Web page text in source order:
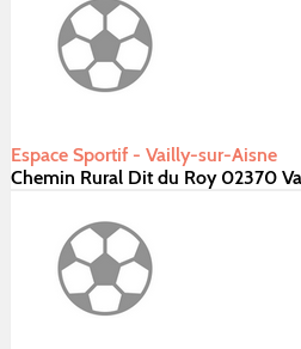
Espace Sportif - Vailly-sur-Aisne
Chemin Rural Dit du Roy 02370